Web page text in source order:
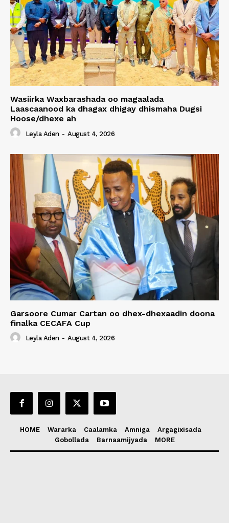
Wasiirka Waxbarashada oo magaalada
Laascaanood ka dhagax dhigay dhismaha Dugsi
Hoose/dhexe ah
Leyla Aden - August 4, 2026
Garsoore Cumar Cartan oo dhex-dhexaadin doona
finalka CECAFA Cup
Leyla Aden - August 4, 2026
HOME Wararka Caalamka Amniga
Argagixisada
Gobollada
Barnaamijyada MORE